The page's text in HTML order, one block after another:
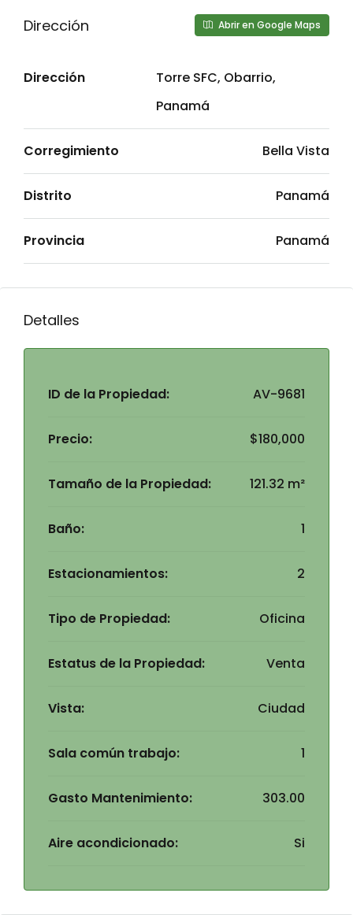
Dirección Abrir en Google Maps
Dirección
Torre SFC, Obarrio,
Panamá
Corregimiento Bella Vista
Distrito Panamá
Provincia Panamá
Detalles
ID de la Propiedad: AV-9681
Precio: $180,000
Tamaño de la Propiedad: 121.32 m²
Baño: 1
Estacionamientos: 2
Tipo de Propiedad: Oficina
Estatus de la Propiedad: Venta
Vista: Ciudad
Sala común trabajo: 1
Gasto Mantenimiento: 303.00
Aire acondicionado: Si